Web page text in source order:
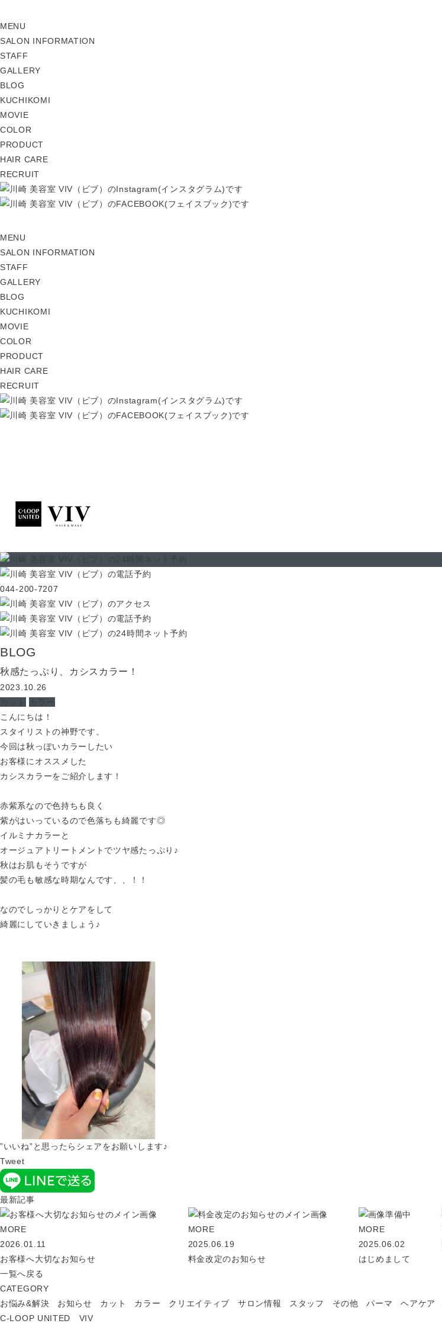
MENU
SALON INFORMATION
STAFF
GALLERY
BLOG
KUCHIKOMI
MOVIE
COLOR
PRODUCT
HAIR CARE
RECRUIT
MENU
SALON INFORMATION
STAFF
GALLERY
BLOG
KUCHIKOMI
MOVIE
COLOR
PRODUCT
HAIR CARE
RECRUIT
044-200-7207
BLOG
秋感たっぷり、カシスカラー！
2023.10.26
カット
カラー
こんにちは！
スタイリストの神野です。
今回は秋っぽいカラーしたい
お客様にオススメした
カシスカラーをご紹介します！
赤紫系なので色持ちも良く
紫がはいっているので色落ちも綺麗です◎
イルミナカラーと
オージュアトリートメントでツヤ感たっぷり♪
秋はお肌もそうですが
髪の毛も敏感な時期なんです、、！！
なのでしっかりとケアをして
綺麗にしていきましょう♪
”いいね”と思ったらシェアをお願いします♪
Tweet
最新記事
MORE
2026.01.11
お客様へ大切なお知らせ
MORE
2025.06.19
料金改定のお知らせ
MORE
2025.06.02
はじめまして
一覧へ戻る
CATEGORY
お悩み&解決
お知らせ カット カラー クリエイティブ サロン情報 スタッフ その他 パーマ ヘアケア
C-LOOP UNITED VIV